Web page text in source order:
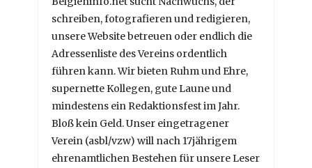
schreiben, fotografieren und redigieren,
unsere Website betreuen oder endlich die
Adressenliste des Vereins ordentlich
führen kann. Wir bieten Ruhm und Ehre,
supernette Kollegen, gute Laune und
mindestens ein Redaktionsfest im Jahr.
Bloß kein Geld. Unser eingetragener
Verein (asbl/vzw) will nach 17jährigem
ehrenamtlichen Bestehen für unsere Leser